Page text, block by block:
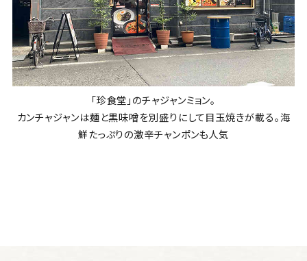
「珍食堂」のチャジャンミョン。
カンチャジャンは麺と黒味噌を別盛りにして目玉焼きが載る。海
鮮たっぷりの激辛チャンポンも人気